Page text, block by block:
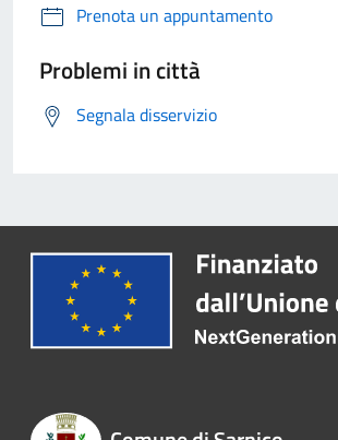
Prenota un appuntamento
Problemi in città
Segnala disservizio